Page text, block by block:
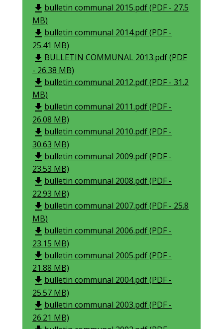
file_download bulletin communal 2015.pdf (PDF - 27.5
MB)
file_download bulletin communal 2014.pdf (PDF -
25.41 MB)
file_download BULLETIN COMMUNAL 2013.pdf (PDF
- 26.38 MB)
file_download bulletin communal 2012.pdf (PDF - 31.2
MB)
file_download bulletin communal 2011.pdf (PDF -
26.08 MB)
file_download bulletin communal 2010.pdf (PDF -
30.63 MB)
file_download bulletin communal 2009.pdf (PDF -
23.53 MB)
file_download bulletin communal 2008.pdf (PDF -
22.93 MB)
file_download bulletin communal 2007.pdf (PDF - 25.8
MB)
file_download bulletin communal 2006.pdf (PDF -
23.15 MB)
file_download bulletin communal 2005.pdf (PDF -
21.88 MB)
file_download bulletin communal 2004.pdf (PDF -
25.57 MB)
file_download bulletin communal 2003.pdf (PDF -
26.21 MB)